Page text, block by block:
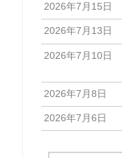
2026年7月15日
2026年7月13日
2026年7月10日
2026年7月8日
2026年7月6日